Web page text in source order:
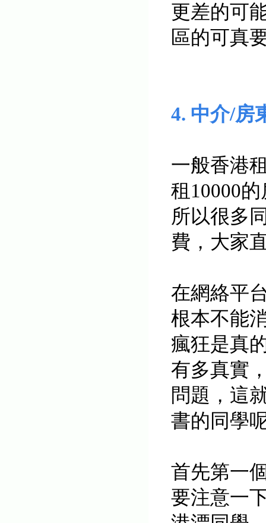
更差的可
區的可真
4. 中介/房
一般香港
租10000
所以很多
費， 大家
在網絡平
根本不能
瘋狂是真
有多真實
問題，這
書的同學
首先第一
要注意一